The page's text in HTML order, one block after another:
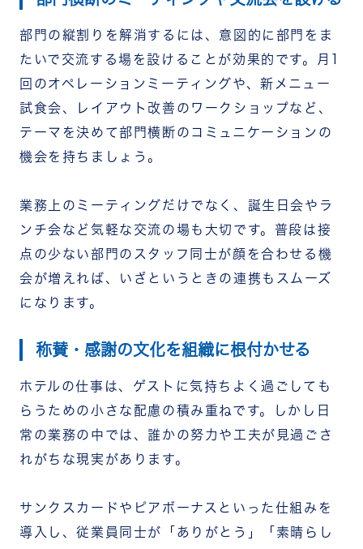
部門の縦割りを解消するには、意図的に部門をま
たいで交流する場を設けることが効果的です。月1
回のオペレーションミーティングや、新メニュー
試食会、レイアウト改善のワークショップなど、
テーマを決めて部門横断のコミュニケーションの
機会を持ちましょう。
業務上のミーティングだけでなく、誕生日会やラ
ンチ会など気軽な交流の場も大切です。普段は接
点の少ない部門のスタッフ同士が顔を合わせる機
会が増えれば、いざというときの連携もスムーズ
になります。
称賛・感謝の文化を組織に根付かせる
ホテルの仕事は、ゲストに気持ちよく過ごしても
らうための小さな配慮の積み重ねです。しかし日
常の業務の中では、誰かの努力や工夫が見過ごさ
れがちな現実があります。
サンクスカードやピアボーナスといった仕組みを
導入し、従業員同士が「ありがとう」「素晴らし